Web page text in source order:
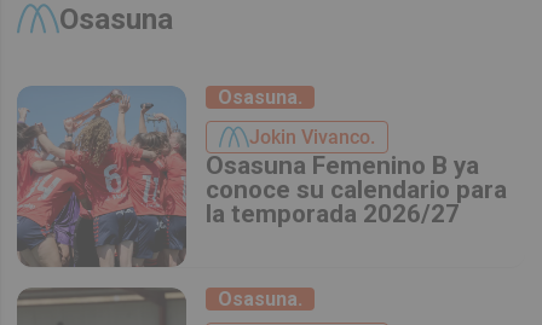
Osasuna
Osasuna.
Jokin Vivanco.
Osasuna Femenino B ya
conoce su calendario para
la temporada 2026/27
Osasuna.